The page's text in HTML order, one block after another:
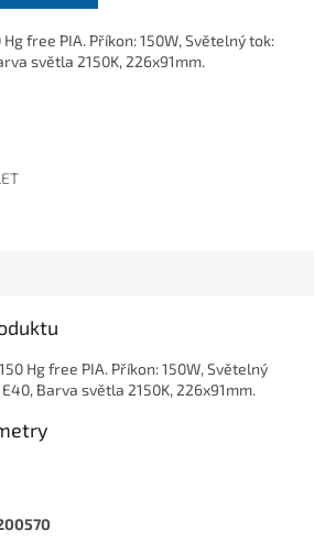
Hg free PIA. Příkon: 150W, Světelný tok:
světla 2150K, 226x91mm.
Hg free PIA. Příkon: 150W, Světelný
Barva světla 2150K, 226x91mm.